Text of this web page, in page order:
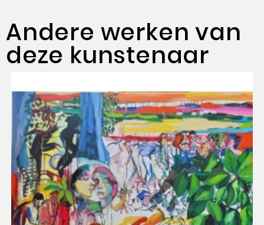
Andere werken van
deze kunstenaar